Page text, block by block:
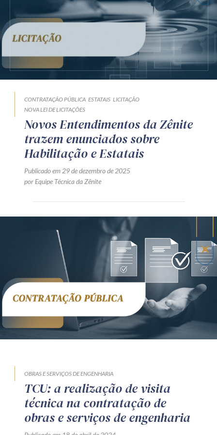
Receba por RSS
Av. Sete de Setembro, 4698
Batel
PR CEP 80240-000
Whatsapp (41) 98881-6616
CONTRATAÇÃO PÚBLICA ESTATAIS LICITAÇÃO
NOVA LEI DE LICITAÇÕES
Novos Entendimentos da Zênite
trazem enunciados sobre
Habilitação e Estatais
Publicado em 29 de dezembro de 2025
por Equipe Técnica da Zênite
OBRAS E SERVIÇOS DE ENGENHARIA
TCU: a realização de visita
técnica na contratação de
obras e serviços de engenharia